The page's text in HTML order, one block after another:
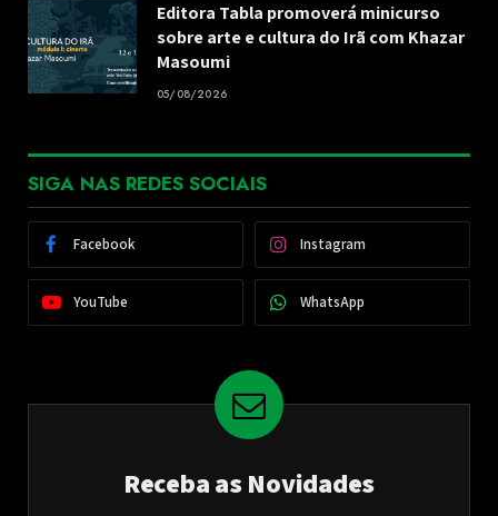
Editora Tabla promoverá minicurso
sobre arte e cultura do Irã com Khazar
Masoumi
05/08/2026
SIGA NAS REDES SOCIAIS
Facebook Instagram
YouTube WhatsApp
Receba as Novidades